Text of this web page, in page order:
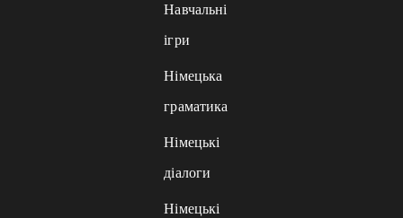
Навчальні
ігри
Німецька
граматика
Німецькі
діалоги
Німецькі